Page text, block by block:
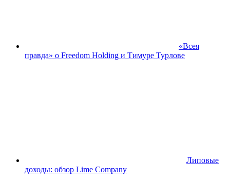
«Всея
правда» о Freedom Holding и Тимуре Турлове
Липовые
доходы: обзор Lime Company